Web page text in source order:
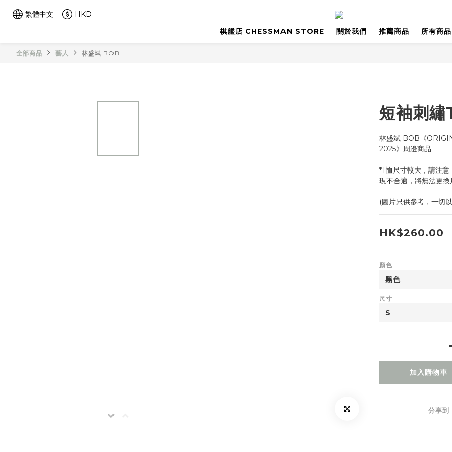
繁體中文
HKD
棋艦店 CHESSMAN STORE
關於我們 推薦商品 所有商品
全部商品 藝人 林盛斌 BOB
短袖刺繡
林盛斌 BOB《
2025》周邊商品
*T恤尺寸較大，請注
現不合適，將無法更換
(圖片只供參考，一切
HK$260.00
顏色
尺寸
加入購物車
分享到